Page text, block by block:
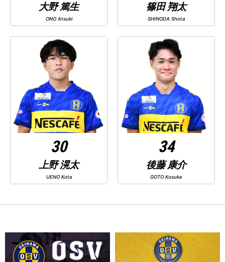
大野 篤生
ONO Atsuki
篠田 翔太
SHINODA Shota
30
上野 滉太
UENO Kota
34
後藤 康介
GOTO Kosuke